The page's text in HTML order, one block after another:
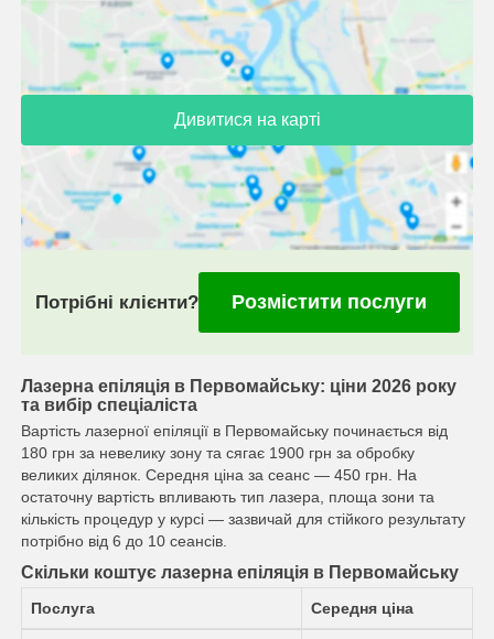
Дивитися на карті
Потрібні клієнти? Розмістити послуги
Лазерна епіляція в Первомайську: ціни 2026 року
та вибір спеціаліста
Вартість лазерної епіляції в Первомайську починається від
180 грн за невелику зону та сягає 1900 грн за обробку
великих ділянок. Середня ціна за сеанс — 450 грн. На
остаточну вартість впливають тип лазера, площа зони та
кількість процедур у курсі — зазвичай для стійкого результату
потрібно від 6 до 10 сеансів.
Скільки коштує лазерна епіляція в Первомайську
Послуга Середня ціна